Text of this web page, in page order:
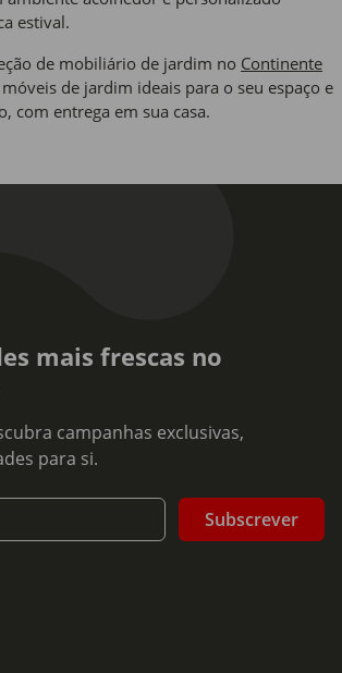
estival.
de mobiliário de jardim no Continente
de jardim ideais para o seu espaço e
com entrega em sua casa.
mais frescas no
campanhas exclusivas,
para si.
Subscrever